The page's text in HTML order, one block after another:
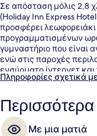
Σε απόσταση μόλις 2,8
(Holiday Inn Express
προσφέρει
προγραμματισμένων
γυμναστήριο που είναι
ενώ στις παροχές
ενσύρματο ίντερνετ
σερβίρεται καθημερινά
του Σαν Φρανσίσκο και
προσωπικό και την
κατάλυμα λαμβάνει
Πληροφορίες σχετικά
Με μια ματιά